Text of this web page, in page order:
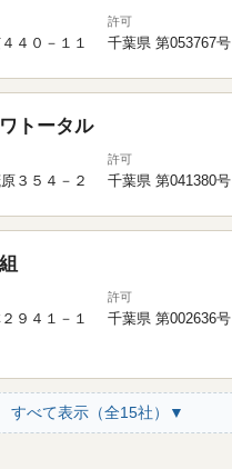
４０－１１
許可
千葉県 第053767号
トータル
３５４－２
許可
千葉県 第041380号
９４１－１
許可
千葉県 第002636号
すべて表示（全15社）▼